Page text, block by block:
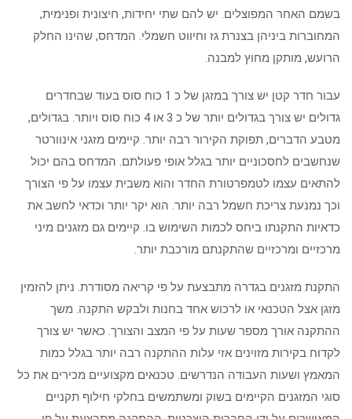
בשמם האחר המפוצלים. יש להם שתי יחידות, חיצונית ופנימית,
המחוברות ביניהן בצנרת גז וחיווט חשמלי. המדחס, שהינו החלק
הרועש, מותקן מחוץ למבנה.
עבור חדר קטן יש צורך במזגן של כ 1 כוח סוס בעוד שבחדרים
גדולים יש צורך בגדולים יותר של כ 3 או 4 כוח סוס ויותר. בגדולים,
מטבע הדברים, תפוקת הקירור רבה יותר. קיימים מזגני אינוורטר
שנחשבים לחסכוניים יותר בגלל אופי פעולתם. המדחס בהם יכול
להתאים עצמו לטמפרטורת החדר והוא משבית עצמו על פי הצורך
וכך נמנעת צריכת חשמל רבה יותר. הוא יקר יותר וכדאי לחשב את
כדאיות התקנתו ביחס לכמות השימוש בו. קיימים גם מזגנים מיני
מרכזיים ומרכזיים שהתקנתם מורכבת יותר.
התקנת מזגנים בגדרה מתבצעת על פי קריאה מסודרת. ניתן להזמין
מזגן אצל הטכנאי או לרכוש אחד בחנות ולבקש התקנה. משך
ההתקנה אורך מספר שעות על פי המצב והצורך. כאשר יש צורך
לקדוח בקירות מזוינים אזי עלות ההתקנה רבה יותר בגלל כמות
המאמץ ושעות העבודה הנדרשים. טכנאים מקצועיים מכירים את כל
סוגי המזגנים הקיימים בשוק ומשתמשים בחלקי חילוף תקניים